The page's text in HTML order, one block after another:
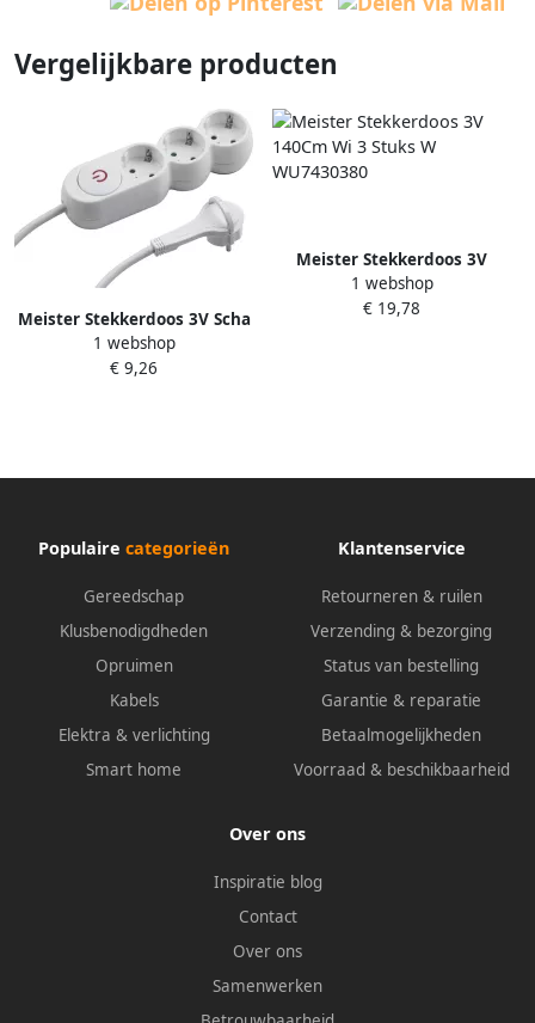
Vergelijkbare producten
Meister Stekkerdoos 3V Scha
Vlak 140Cm Wi WU7430130
1 webshop
€ 9,26
Meister Stekkerdoos 3V
140Cm Wi 3 Stuks W
WU7430380
1 webshop
€ 19,78
Populaire categorieën
Gereedschap
Klusbenodigdheden
Opruimen
Kabels
Elektra & verlichting
Smart home
Klantenservice
Retourneren & ruilen
Verzending & bezorging
Status van bestelling
Garantie & reparatie
Betaalmogelijkheden
Voorraad & beschikbaarheid
Over ons
Inspiratie blog
Contact
Over ons
Samenwerken